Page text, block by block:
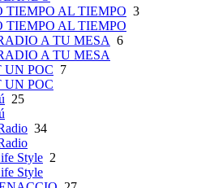
TIEMPO AL TIEMPO 3
TIEMPO AL TIEMPO
A TU MESA 6
A TU MESA
UN POC 7
UN POC
25
34
Style 2
Style